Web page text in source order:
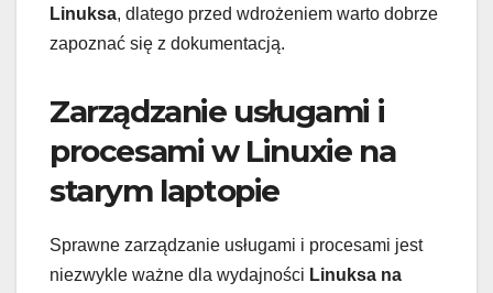
Linuksa, dlatego przed wdrożeniem warto dobrze
zapoznać się z dokumentacją.
Zarządzanie usługami i
procesami w Linuxie na
starym laptopie
Sprawne zarządzanie usługami i procesami jest
niezwykle ważne dla wydajności Linuksa na